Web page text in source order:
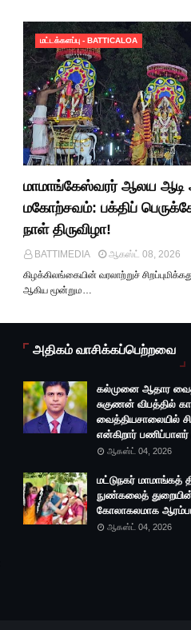
மட்டக்களப்பு - BATTICALOA
மாமாங்கேஸ்வரர் ஆலய ஆடி
மகோற்சவம்: பக்திப்
நாள் திருவிழா!
BATTIMEDIA
ஆகஸ்ட் 08, 2026
​கிழக்கிலங்கையின் வரலாற்றுச்
ஆகிய மூன்றும…
அதிகம் வாசிக்கப்பெற்றவை
கல்முனை ஆதார
சுகுணன் விபத்தில்
வைத்தியசாலையில்
என்கிறார் பணிப்பாளர்
ஆகஸ்ட் 04, 2026
மட்டுநகர் மாமாங்கத்
நுண்கலைத் துறையின்
கோலாகலமாக
ஆகஸ்ட் 04, 2026